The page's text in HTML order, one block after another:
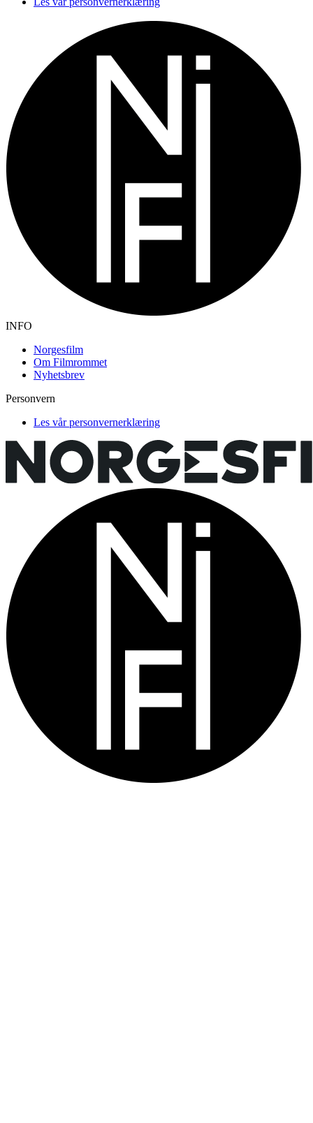
INFO
Norgesfilm
Om Filmrommet
Nyhetsbrev
Personvern
Les vår personvernerklæring